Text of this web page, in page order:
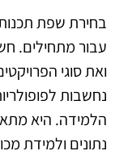
בחירת שפת
עבור מתחילים.
נחשבות
הלמידה. היא
נתונים ולמידת